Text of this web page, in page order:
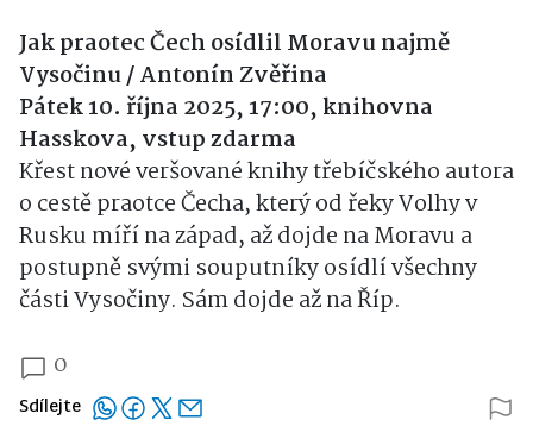
Jak praotec Čech osídlil Moravu najmě
Vysočinu / Antonín Zvěřina
Pátek 10. října 2025, 17:00, knihovna
Hasskova, vstup zdarma
Křest nové veršované knihy třebíčského autora
o cestě praotce Čecha, který od řeky Volhy v
Rusku míří na západ, až dojde na Moravu a
postupně svými souputníky osídlí všechny
části Vysočiny. Sám dojde až na Říp.
0
Sdílejte